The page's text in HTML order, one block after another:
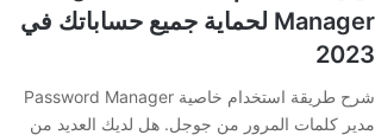
Manager لحماية جميع حساباتك في
2023
شرح طريقة استخدام خاصية Password Manager
مدير كلمات المرور من جوجل. هل لديك العديد من